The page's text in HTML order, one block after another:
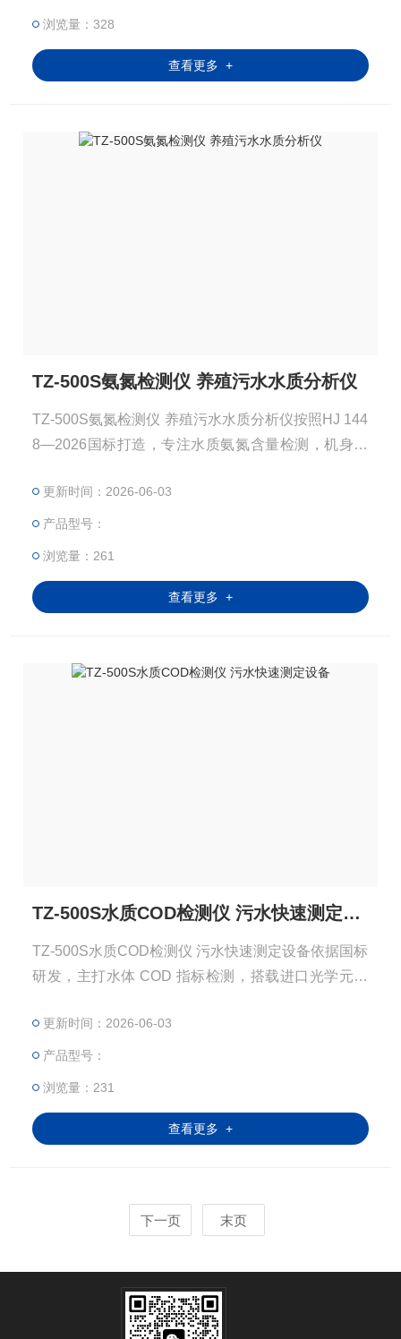
浏览量：328
查看更多 +
TZ-500S氨氮检测仪 养殖污水水质分析仪
TZ-500S氨氮检测仪 养殖污水水质分析仪按照HJ 144
8—2026国标打造，专注水质氨氮含量检测，机身大
为预制液体，检测成本低，广泛用于养殖、污水厂氨
氮常态化监测。
更新时间：2026-06-03
产品型号：
浏览量：261
查看更多 +
TZ-500S水质COD检测仪 污水快速测定设备
TZ-500S水质COD检测仪 污水快速测定设备依据国标
研发，主打水体 COD 指标检测，搭载进口光学元器
设备，试剂损耗低，适合工矿污水、地表水 COD 实
验室及现场检测。
更新时间：2026-06-03
产品型号：
浏览量：231
查看更多 +
下一页 末页